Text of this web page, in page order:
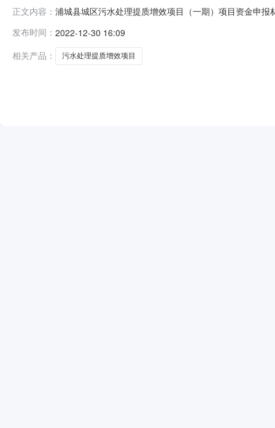
正文内容： 浦城县城区污水处理提质增效项目（一期）项目资金申
品目号品目编码及品目名称采购标的数量（单位）允许
发布时间： 2022-12-30 16:09
相关产品：
污水处理提质增效项目